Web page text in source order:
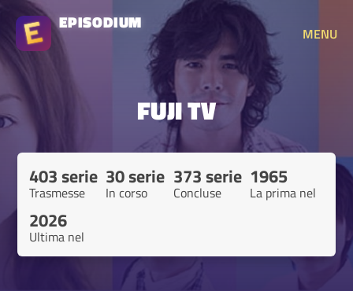
EPISODIUM
MENU
FUJI TV
403 serie
Trasmesse
30 serie
In corso
373 serie
Concluse
1965
La prima nel
2026
Ultima nel